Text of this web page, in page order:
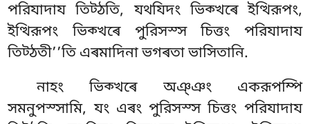
পরিযাদায তিট্ঠতি, যথযিদং ভিক্খৰে ইত্থিরূপং,
ইত্থিরূপং ভিক্খৰে পুরিসস্স চিত্তং পরিযাদায
তিট্ঠতী’’তি এৰমাদিনা ভগৰতা ভাসিতানি.
নাহং ভিক্খৰে অঞ্ঞং একরূপম্পি
সমনুপস্সামি, যং এৰং পুরিসস্স চিত্তং পরিযাদায